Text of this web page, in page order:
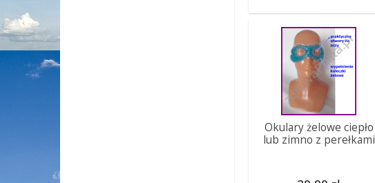
Okulary żelowe ciepło
lub zimno z perełkami